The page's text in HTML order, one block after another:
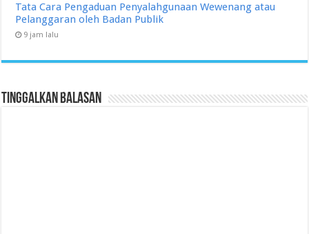
Tata Cara Pengaduan Penyalahgunaan Wewenang atau
Pelanggaran oleh Badan Publik
9 jam lalu
Tinggalkan Balasan